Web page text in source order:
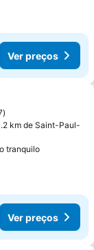
Ver preços
favoritos
km de Saint-Paul-
tranquiloVer
Ver preços